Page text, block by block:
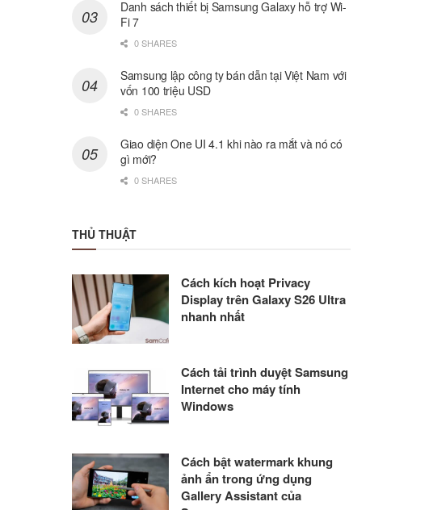
Danh sách thiết bị Samsung Galaxy hỗ trợ Wi-
Fi 7
0 SHARES
Samsung lập công ty bán dẫn tại Việt Nam với
vốn 100 triệu USD
0 SHARES
Giao diện One UI 4.1 khi nào ra mắt và nó có
gì mới?
0 SHARES
THỦ THUẬT
Cách kích hoạt Privacy
Display trên Galaxy S26 Ultra
nhanh nhất
Cách tải trình duyệt Samsung
Internet cho máy tính
Windows
Cách bật watermark khung
ảnh ẩn trong ứng dụng
Gallery Assistant của